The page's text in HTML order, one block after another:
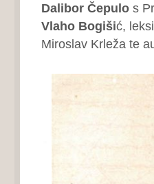
Dalibor Čepulos
Vlaho Bogišić,
Miroslav Krleža te